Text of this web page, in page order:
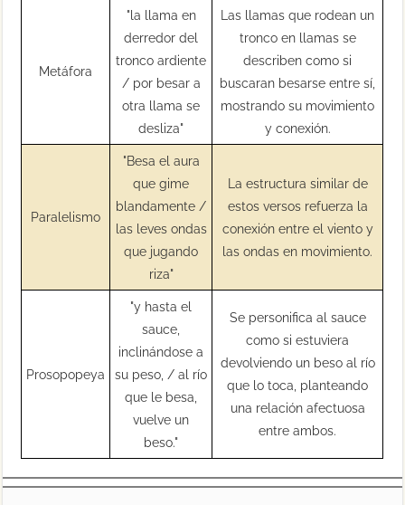
Metáfora
"la llama en
derredor del
tronco ardiente
/ por besar a
otra llama se
desliza"
Las llamas que rodean un
tronco en llamas se
describen como si
buscaran besarse entre sí,
mostrando su movimiento
y conexión.
Paralelismo
"Besa el aura
que gime
blandamente /
las leves ondas
que jugando
riza"
La estructura similar de
estos versos refuerza la
conexión entre el viento y
las ondas en movimiento.
Prosopopeya
"y hasta el
sauce,
inclinándose a
su peso, / al río
que le besa,
vuelve un
beso."
Se personifica al sauce
como si estuviera
devolviendo un beso al río
que lo toca, planteando
una relación afectuosa
entre ambos.